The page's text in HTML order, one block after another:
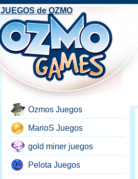
Ozmos Juegos
MarioS Juegos
gold miner juegos
Pelota Juegos
JUEGOS de OZMO